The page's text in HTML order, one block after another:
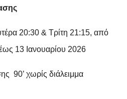
20:30 & Τρίτη 21:15, από
13 Ιανουαρίου 2026
90’ χωρίς διάλειμμα